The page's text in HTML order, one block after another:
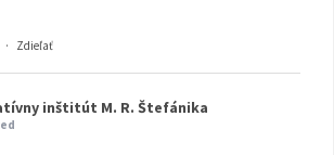
· Zdieľať
inštitút M. R. Štefánika